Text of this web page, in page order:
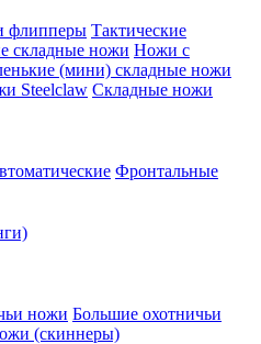
флипперы Тактические
складные ножи Ножи с
(мини) складные ножи
Steelclaw Складные ножи
Фронтальные
ножи Большие охотничьи
(скиннеры)